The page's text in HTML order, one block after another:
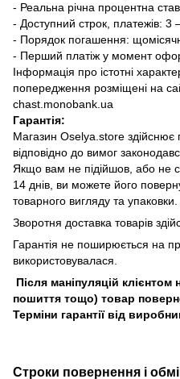
- Реальна річна процентна
- Доступний строк, платежів:
- Порядок погашення:
- Перший платіж у момент
Інформація про істотні
попередження розміщені на
chast.monobank.ua
Гарантія:
Магазин Oselya.store здійснює
відповідно до вимог
Якщо вам не підійшов, або не
14 днів, ви можете його
товарного вигляду та упаковки.
Зворотня доставка товарів
Гарантія не поширюється на
використовувалася.
Після маніпуляцій
пошиття тощо) товар
Терміни гарантії від
Строки повернення і